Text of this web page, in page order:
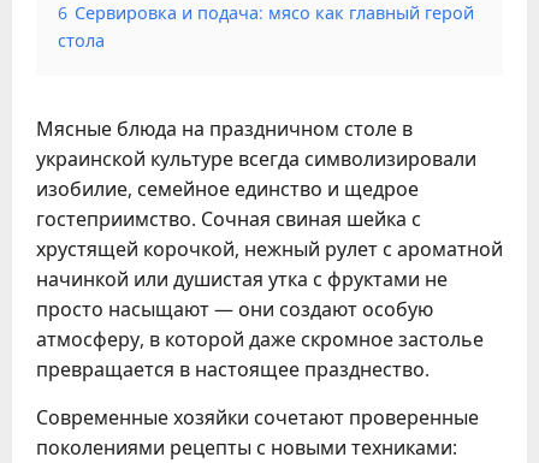
6 Сервировка и подача: мясо как главный герой
стола
Мясные блюда на праздничном столе в
украинской культуре всегда символизировали
изобилие, семейное единство и щедрое
гостеприимство. Сочная свиная шейка с
хрустящей корочкой, нежный рулет с ароматной
начинкой или душистая утка с фруктами не
просто насыщают — они создают особую
атмосферу, в которой даже скромное застолье
превращается в настоящее празднество.
Современные хозяйки сочетают проверенные
поколениями рецепты с новыми техниками: